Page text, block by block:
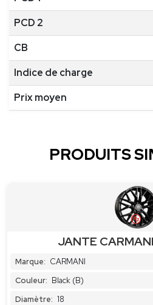
PCD 2
CB
Indice de charge
Prix moyen
PRODUITS
JANTE
Marque: CARMANI
Couleur: Black (B)
Diamètre: 18